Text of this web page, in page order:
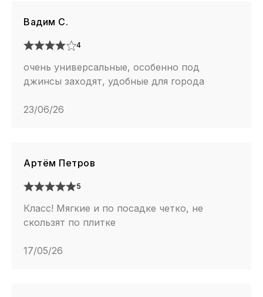
Вадим С.
4
очень универсальные, особенно под
джинсы заходят, удобные для города
23/06/26
Артём Петров
5
Класс! Мягкие и по посадке четко, не
скользят по плитке
17/05/26